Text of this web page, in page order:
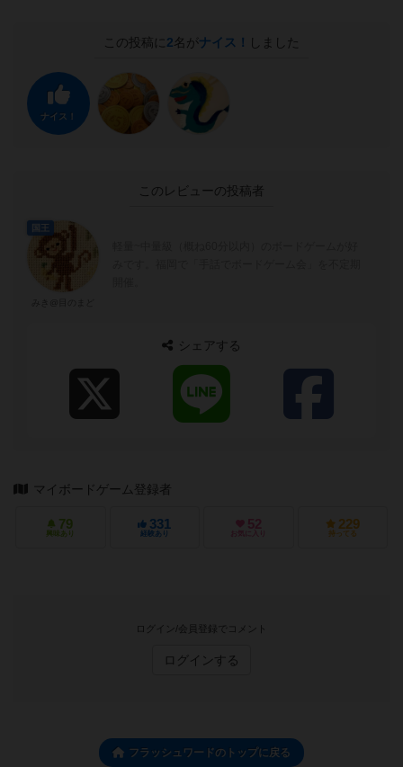
この投稿に 2名がナイス！ しました
ナイス！
このレビューの投稿者
国王
シェアする
マイボードゲーム登録者
79
興味あり
331
経験あり
52
お気に入り
229
持ってる
ログイン/会員登録でコメント
ログインする
フラッシュワードのトップに戻る